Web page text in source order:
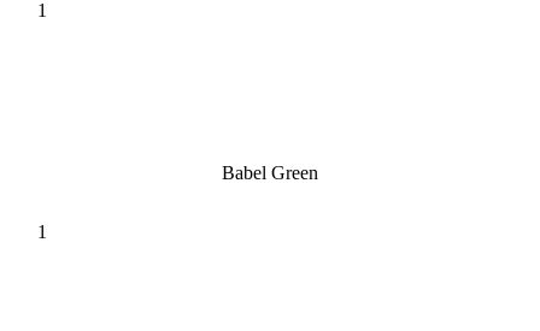
Babel Green